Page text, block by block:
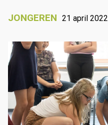
JONGEREN 21 april 2022